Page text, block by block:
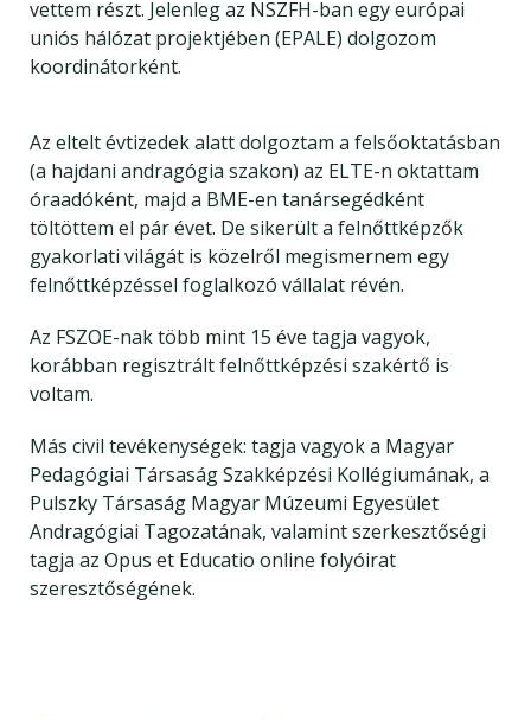
vettem részt. Jelenleg az NSZFH-ban egy európai
uniós hálózat projektjében (EPALE) dolgozom
koordinátorként.
Az eltelt évtizedek alatt dolgoztam a felsőoktatásban
(a hajdani andragógia szakon) az ELTE-n oktattam
óraadóként, majd a BME-en tanársegédként
töltöttem el pár évet. De sikerült a felnőttképzők
gyakorlati világát is közelről megismernem egy
felnőttképzéssel foglalkozó vállalat révén.
Az FSZOE-nak több mint 15 éve tagja vagyok,
korábban regisztrált felnőttképzési szakértő is
voltam.
Más civil tevékenységek: tagja vagyok a Magyar
Pedagógiai Társaság Szakképzési Kollégiumának, a
Pulszky Társaság Magyar Múzeumi Egyesület
Andragógiai Tagozatának, valamint szerkesztőségi
tagja az Opus et Educatio online folyóirat
szeresztőségének.